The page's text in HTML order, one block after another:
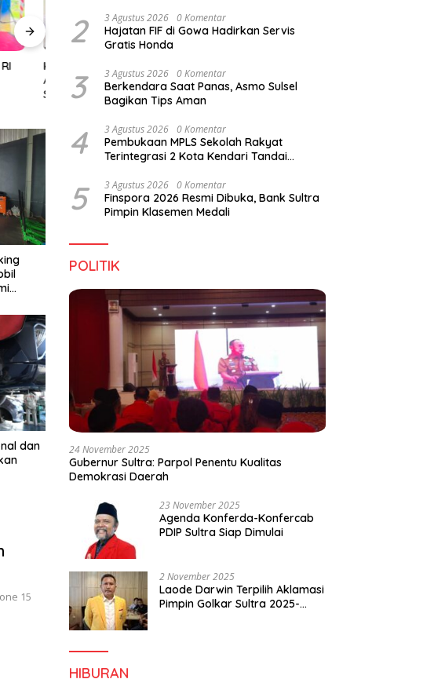
Rawa
Festival Kuliner Sultra Maimo
2026
Layanan Imigrasi Terintegrasi
dan
15
2 3 Agustus 2026 0 Komentar
Hajatan FIF di Gowa Hadirkan Servis
Gratis Honda
3 3 Agustus 2026 0 Komentar
Berkendara Saat Panas, Asmo Sulsel
Bagikan Tips Aman
4 3 Agustus 2026 0 Komentar
Pembukaan MPLS Sekolah Rakyat
Terintegrasi 2 Kota Kendari Tandai
5 3 Agustus 2026 0 Komentar
Finspora 2026 Resmi Dibuka, Bank Sultra
Pimpin Klasemen Medali
POLITIK
24 November 2025
Gubernur Sultra: Parpol Penentu Kualitas
Demokrasi Daerah
23 November 2025
Agenda Konferda-Konfercab
PDIP Sultra Siap Dimulai
2 November 2025
Laode Darwin Terpilih Aklamasi
Pimpin Golkar Sultra 2025-
HIBURAN